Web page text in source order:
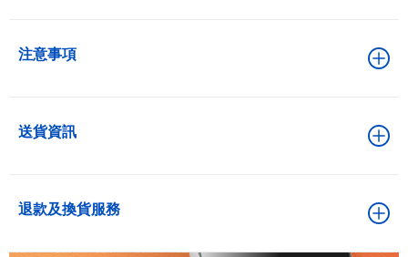
注意事項
送貨資訊
退款及換貨服務